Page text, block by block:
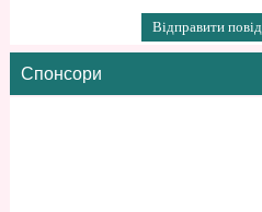
Спонсори